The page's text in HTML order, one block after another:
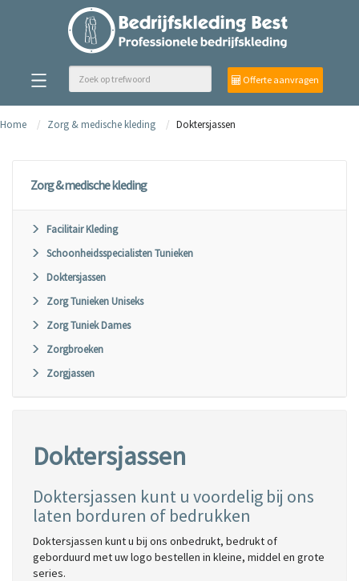
Offerte aanvragen
Home Zorg & medische kleding Doktersjassen
Zorg & medische kleding
Facilitair Kleding
Schoonheidsspecialisten Tunieken
Doktersjassen
Zorg Tunieken Uniseks
Zorg Tuniek Dames
Zorgbroeken
Zorgjassen
Doktersjassen
Doktersjassen kunt u voordelig bij ons
laten borduren of bedrukken
Doktersjassen kunt u bij ons onbedrukt, bedrukt of
geborduurd met uw logo bestellen in kleine, middel en grote
series.